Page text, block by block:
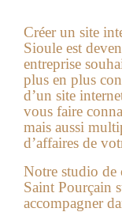
Créer un site
Sioule est
entreprise
plus en plus
d’un site
vous faire
mais aussi
d’affaires de
Notre studio de
Saint Pourçain
accompagner